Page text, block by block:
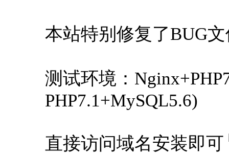
本站特别修复了BUG
测试环境：
PHP7.1+MySQL5.6)
直接访问域名安装即可